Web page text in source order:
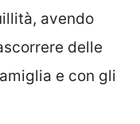
avendo
delle
e con gli